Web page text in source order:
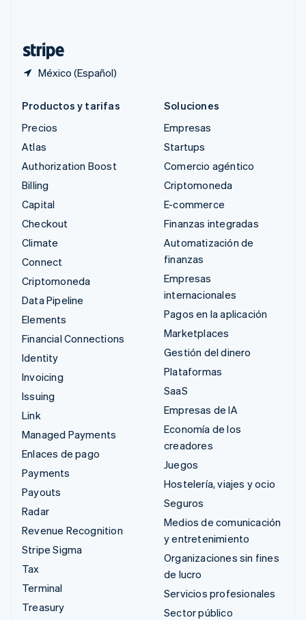
México (Español)
Productos y tarifas
Precios
Atlas
Authorization Boost
Billing
Capital
Checkout
Climate
Connect
Criptomoneda
Data Pipeline
Elements
Financial Connections
Identity
Invoicing
Issuing
Link
Managed Payments
Enlaces de pago
Payments
Payouts
Radar
Revenue Recognition
Stripe Sigma
Tax
Terminal
Treasury
Soluciones
Empresas
Startups
Comercio agéntico
Criptomoneda
E-commerce
Finanzas integradas
Automatización de
finanzas
Empresas
internacionales
Pagos en la aplicación
Marketplaces
Gestión del dinero
Plataformas
SaaS
Empresas de IA
Economía de los
creadores
Juegos
Hostelería, viajes y ocio
Seguros
Medios de comunicación
y entretenimiento
Organizaciones sin fines
de lucro
Servicios profesionales
Sector público